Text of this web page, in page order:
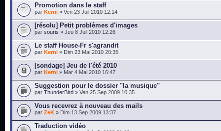
Promotion dans le staff
par Kerni » Ven 23 Juil 2010 12:14
[résolu] Petit problèmes d'images
par souris » Jeu 8 Juil 2010 12:26
Le staff House-Fr s'agrandit
par Kerni » Dim 23 Mai 2010 20:35
[sondage] Jeu de l'été 2010
par Kerni » Mar 4 Mai 2010 16:47
Suggestion pour le dossier "la musique"
par ThunderBird » Ven 25 Sep 2009 10:35
Vous recevrez à nouveau des mails
par ZeK » Dim 13 Sep 2009 13:37
Traduction vidéo